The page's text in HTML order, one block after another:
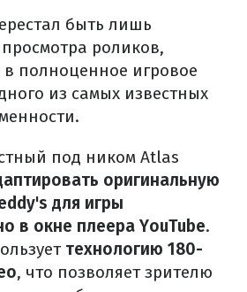
быть лишь
роликов,
полноценное игровое
из самых известных
под ником Atlas
оригинальную
для игры
в окне плеера YouTube.
технологию 180-
, что позволяет зрителю